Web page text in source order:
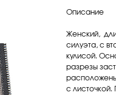
Описание
Женский,
силуэта, с
кулисой.
разрезы
с листочкой.